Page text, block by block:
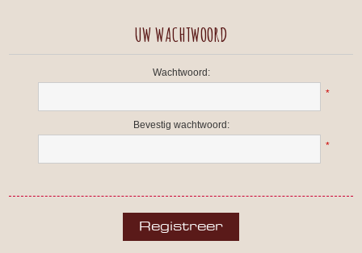
UW WACHTWOORD
Wachtwoord:
*
Bevestig wachtwoord:
*